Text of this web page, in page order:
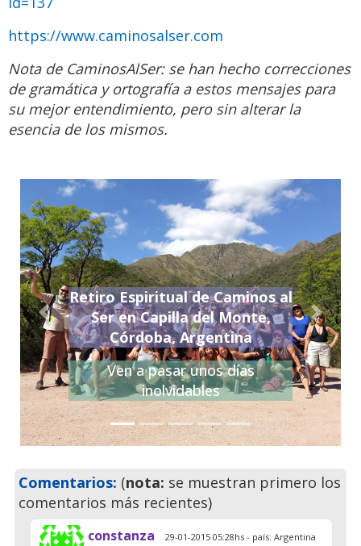
https://www.caminosalser.com
Nota de CaminosAlSer: se han hecho correcciones
de gramática y ortografía a estos mensajes para
su mejor entendimiento, pero sin alterar la
esencia de los mismos.
Retiro Espiritual de Caminos al
Ser en Capilla del Monte,
Córdoba, Argentina
Ven a pasar unos días
inolvidables
Previo
Comentarios: (nota: se muestran primero los
comentarios más recientes)
constanza 29-01-2015 05:28hs - país: Argentina